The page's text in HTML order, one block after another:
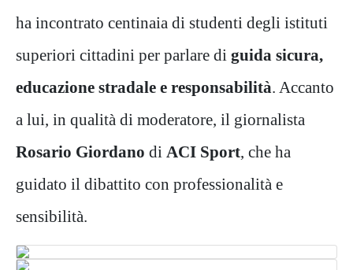
ha incontrato centinaia di studenti degli istituti
superiori cittadini per parlare di guida sicura,
educazione stradale e responsabilità. Accanto
a lui, in qualità di moderatore, il giornalista
Rosario Giordano di ACI Sport, che ha
guidato il dibattito con professionalità e
sensibilità.